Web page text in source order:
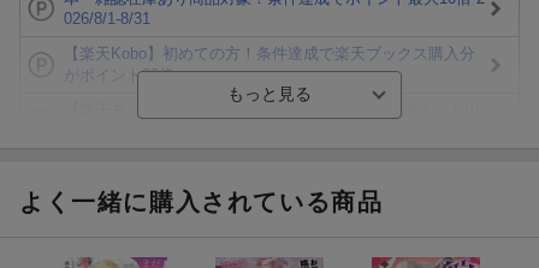
026/8/1-8/31
【楽天Kobo】初めての方！条件達成で楽天ブックス購入分
がポイント20倍
ト山分け
よく一緒に購入されている商品